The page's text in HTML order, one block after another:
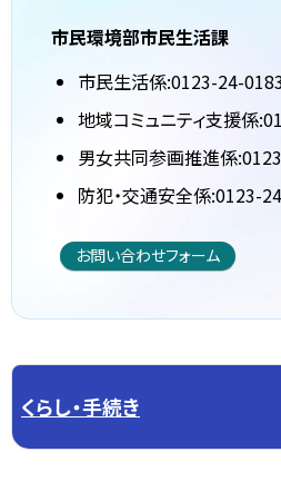
市民環境部市民生活課
市民生活係:0123-24-
地域コミュニティ支援係
男女共同参画推進係
防犯・交通安全係:0123-
お問い合わせフォーム
くらし・手続き